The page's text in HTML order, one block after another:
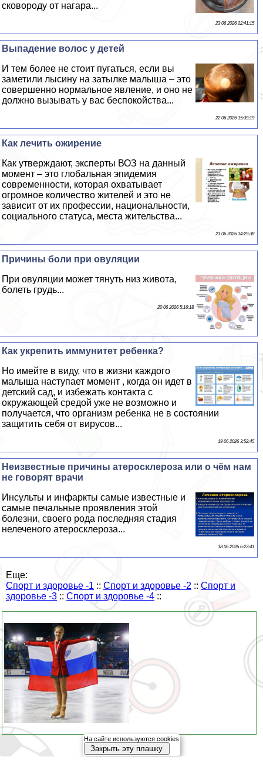
сковороду от нагара...
23 06 2026 22:41:15
Выпадение волос у детей
И тем более не стоит пугаться, если вы
заметили лысину на затылке малыша – это
совершенно нормальное явление, и оно не
должно вызывать у вас беспокойства...
22 06 2026 15:39:19
Как лечить ожирение
Как утверждают, эксперты ВОЗ на данный
момент – это глобальная эпидемия
современности, которая охватывает
огромное количество жителей и это не
зависит от их профессии, национальности,
социального статуса, места жительства...
21 06 2026 14:29:38
Причины боли при овуляции
При овуляции может тянуть низ живота,
болеть гpyдь...
20 06 2026 5:16:18
Как укрепить иммунитет ребенка?
Но имейте в виду, что в жизни каждого
малыша наступает момент , когда он идет в
детский сад, и избежать контакта с
окружающей средой уже не возможно и
получается, что организм ребенка не в состоянии
защитить себя от вирусов...
19 06 2026 3:52:45
Неизвестные причины атеросклероза или о чём нам
не говорят врачи
Инсульты и инфаркты самые известные и
самые печальные проявления этой
болезни, своего рода последняя стадия
нелеченого атеросклероза...
18 06 2026 6:23:41
Еще:
Спорт и здоровье -1 :: Спорт и здоровье -2 :: Спорт и
здоровье -3 :: Спорт и здоровье -4 ::
На сайте используются cookies
Закрыть эту плашку